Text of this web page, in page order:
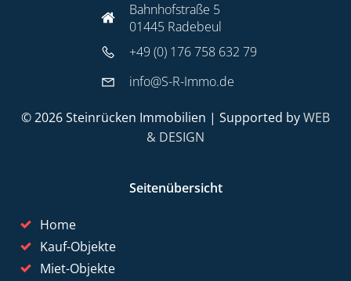
Bahnhofstraße 5
01445 Radebeul
+49 (0) 176 758 632 79
info@S-R-Immo.de
© 2026 Steinrücken Immobilien | Supported byWEB
& DESIGN
Seitenübersicht
Home
Kauf-Objekte
Miet-Objekte